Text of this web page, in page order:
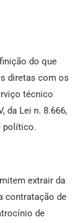
do que
diretas com os
técnico
da Lei n. 8.666,
político.
extrair da
contratação de
de